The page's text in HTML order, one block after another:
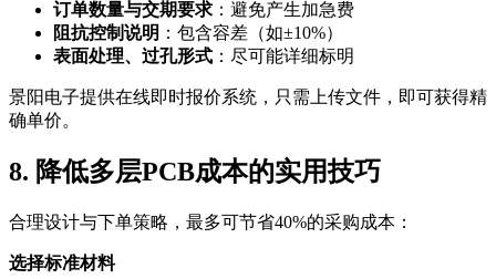
订单数量与交期要求 ：避免产生加急费
阻抗控制说明 ：包含容差（如±10%）
表面处理、过孔形式 ：尽可能详细标明
景阳电子提供在线即时报价系统，只需上传文件，即可获得精
确单价。
8. 降低多层PCB成本的实用技巧
合理设计与下单策略，最多可节省40%的采购成本：
选择标准材料